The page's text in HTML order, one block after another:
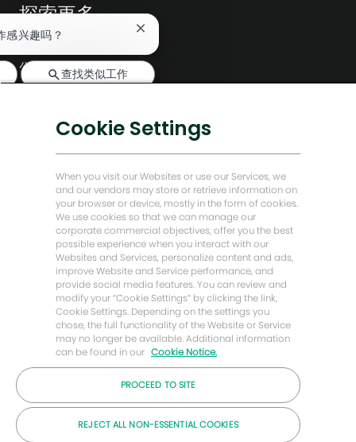
探索更多
编辑部
公司领导层
低碳解决方案
贝克·休斯故居
让我们保持联系
© 2026 年贝克休斯公司
感兴趣吗？
关
聊
人
通
查找类似工作
Cookie Settings
When you visit our Websites or use our Services, we
and our vendors may store or retrieve information on
your browser or device, mostly in the form of cookies.
We use cookies so that we can manage our
corporate commercial objectives, offer you the best
possible experience when you interact with our
Websites and Services, personalize content and ads,
improve Website and Service performance, and
provide social media features. You can review and
modify your “Cookie Settings” by clicking the link,
Cookie Settings. Depending on the settings you
chose, the full functionality of the Website or Service
may no longer be available. Additional information
can be found in our Cookie Notice.
PROCEED TO SITE
REJECT ALL NON-ESSENTIAL COOKIES